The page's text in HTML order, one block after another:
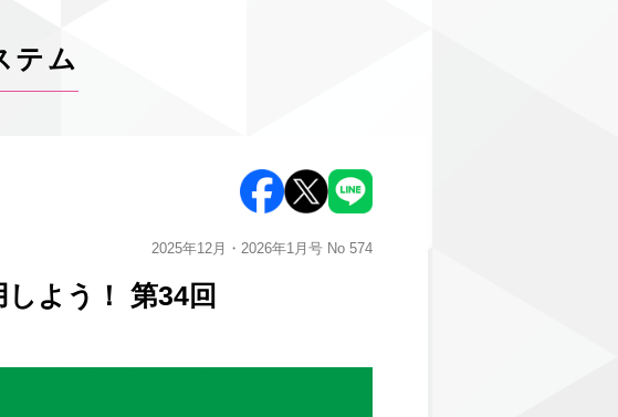
テム
2025年12月・2026年1月号 No 574
よう！ 第34回